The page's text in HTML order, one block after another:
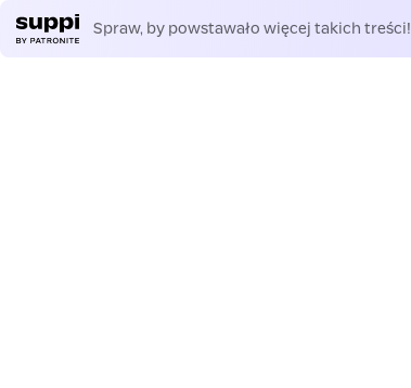
Spraw, by powstawało więcej takich treści!